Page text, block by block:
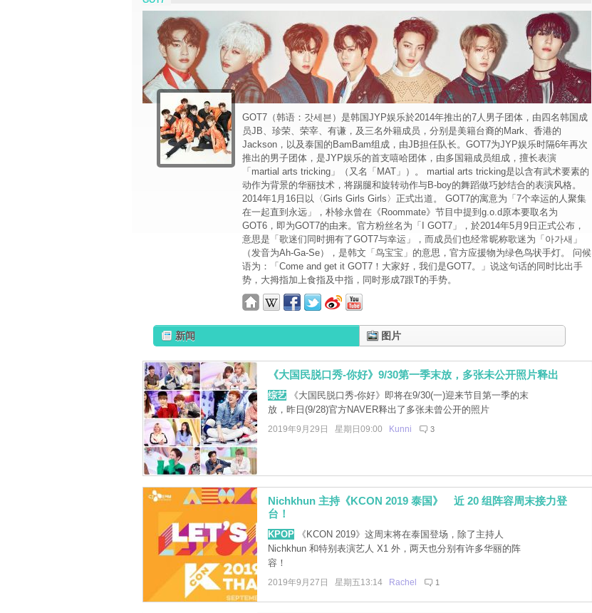
GOT7（韩语：갓세븐）是韩国JYP娱乐於2014年推出的7人男子团体，由四名韩国成
员JB、珍荣、荣宰、有谦，及三名外籍成员，分别是美籍台裔的Mark、香港的
Jackson，以及泰国的BamBam组成，由JB担任队长。GOT7为JYP娱乐时隔6年再次
推出的男子团体，是JYP娱乐的首支嘻哈团体，由多国籍成员组成，擅长表演
「martial arts tricking」（又名「MAT」）。 martial arts tricking是以含有武术要素的
动作为背景的华丽技术，将踢腿和旋转动作与B-boy的舞蹈做巧妙结合的表演风格。
2014年1月16日以〈Girls Girls Girls〉正式出道。 GOT7的寓意为「7个幸运的人聚集
在一起直到永远」，朴轸永曾在《Roommate》节目中提到g.o.d原本要取名为
GOT6，即为GOT7的由来。官方粉丝名为「I GOT7」，於2014年5月9日正式公布，
意思是「歌迷们同时拥有了GOT7与幸运」，而成员们也经常昵称歌迷为「아가새」
（发音为Ah-Ga-Se），是韩文「鸟宝宝」的意思，官方应援物为绿色鸟状手灯。 问候
语为：「Come and get it GOT7！大家好，我们是GOT7。」说这句话的同时比出手
势，大拇指加上食指及中指，同时形成7跟T的手势。
新闻 图片
《大国民脱口秀-你好》9/30第一季末放，多张未公开照片释出
综艺《大国民脱口秀-你好》即将在9/30(一)迎来节目第一季的末
放，昨日(9/28)官方NAVER释出了多张未曾公开的照片
2019年9月29日 星期日09:00 Kunni 3
Nichkhun 主持《KCON 2019 泰国》 近 20 组阵容周末接力登
台！
KPOP《KCON 2019》这周末将在泰国登场，除了主持人
Nichkhun 和特别表演艺人 X1 外，两天也分别有许多华丽的阵
容！
2019年9月27日 星期五13:14 Rachel 1